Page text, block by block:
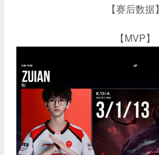
【赛后数据】
【MVP】